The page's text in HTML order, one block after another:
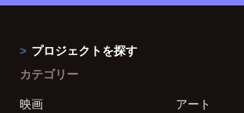
プロジェクトを探す
カテゴリー
映画
アート